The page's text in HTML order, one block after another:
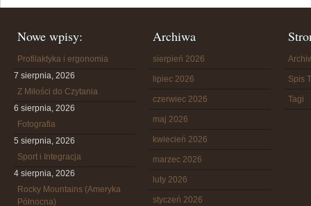
Nowe wpisy:
Profilaktyka i ergonomia
7 sierpnia, 2026
Z Miłości do Czytania
6 sierpnia, 2026
Fotografia
5 sierpnia, 2026
Sport i Integracja
4 sierpnia, 2026
Rocky Mountains (Ameryka
Północna)
Archiwa
sierpień 2026
lipiec 2026
czerwiec 2026
maj 2026
kwiecień 2026
marzec 2026
luty 2026
styczeń 2026
Spis
Tagi